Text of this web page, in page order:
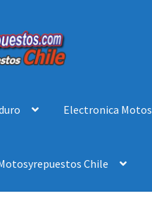
Electronica Motos
Chile